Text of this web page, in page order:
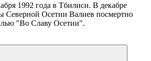
1992 года в Тбилиси. В декабре
Северной Осетии Валиев посмертно
"Во Славу Осетии".